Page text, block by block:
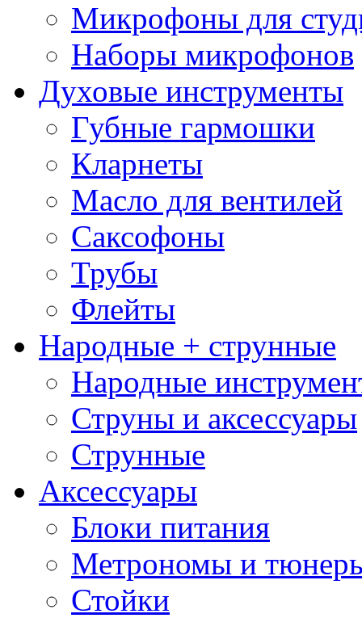
Микрофоны для
Наборы микрофонов
Духовые инструменты
Губные гармошки
Кларнеты
Масло для вентилей
Саксофоны
Трубы
Флейты
Народные + струнные
Народные
Струны и аксессуары
Струнные
Аксессуары
Блоки питания
Метрономы и
Стойки